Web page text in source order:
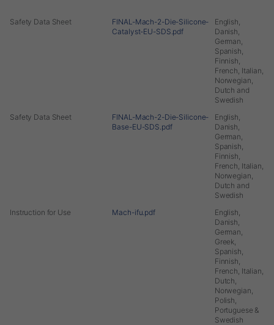
Safety Data Sheet
FINAL-Mach-2-Die-Silicone-
Catalyst-EU-SDS.pdf
English,
Danish,
German,
Spanish,
Finnish,
French, Italian,
Norwegian,
Dutch and
Swedish
Safety Data Sheet
FINAL-Mach-2-Die-Silicone-
Base-EU-SDS.pdf
English,
Danish,
German,
Spanish,
Finnish,
French, Italian,
Norwegian,
Dutch and
Swedish
Instruction for Use
Mach-ifu.pdf
English,
Danish,
German,
Greek,
Spanish,
Finnish,
French, Italian,
Dutch,
Norwegian,
Polish,
Portuguese &
Swedish